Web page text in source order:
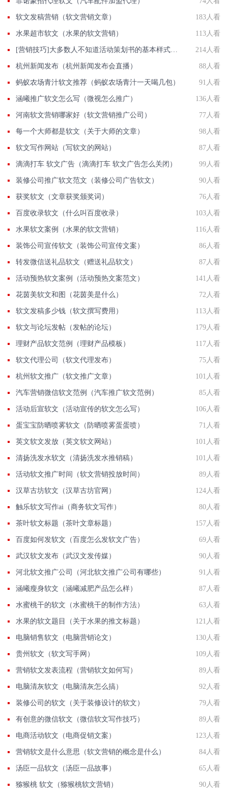
软文发稿营销（软文营销文章） 183人看
水果超市软文（水果的软文营销） 113人看
214人看
杭州新闻发布（杭州新闻发布会直播） 88人看
蚂蚁农场青汁软文推荐（蚂蚁农场青汁一天喝几包） 91人看
涵曦推广软文怎么写（微视怎么推广） 136人看
河南软文营销哪家好（软文营销推广公司） 77人看
每一个大师都是软文（关于大师的文章） 98人看
软文写作网站（写软文的网站） 87人看
滴滴打车 软文广告（滴滴打车 软文广告怎么关闭） 99人看
装修公司推广软文范文（装修公司广告软文） 90人看
获奖软文（文章获奖颁奖词） 76人看
百度收录软文（什么叫百度收录） 103人看
水果软文案例（水果的软文营销） 116人看
装饰公司宣传软文（装饰公司宣传文案） 86人看
转发微信送礼品软文（赠送礼品软文） 87人看
活动预热软文案例（活动预热文案范文） 141人看
花茵美软文和图（花茵美是什么） 72人看
软文发稿多少钱（软文撰写费用） 113人看
软文与论坛发帖（发帖的论坛） 179人看
理财产品软文范例（理财产品模板） 117人看
软文代理公司（软文代理发布） 75人看
杭州软文推广（软文推广文章） 101人看
汽车营销微信软文范例（汽车推广软文范例） 85人看
活动后宣软文（活动宣传的软文怎么写） 106人看
蛋宝宝防晒喷雾软文（防晒喷雾蛋蛋喷） 71人看
英文软文发放（英文软文网站） 101人看
清扬洗发水软文（清扬洗发水推销稿） 101人看
活动软文推广时间（软文营销投放时间） 89人看
汉草古坊软文（汉草古坊官网） 124人看
触乐软文写作ai（商务软文写作） 80人看
茶叶软文标题（茶叶文章标题） 157人看
百度如何发软文（百度怎么发软文广告） 69人看
武汉软文发布（武汉文发传媒） 90人看
河北软文推广公司（河北软文推广公司有哪些） 91人看
涵曦瘦身软文（涵曦减肥产品怎么样） 87人看
水蜜桃干的软文（水蜜桃干的制作方法） 63人看
水果的软文题目（关于水果的推文标题） 121人看
电脑销售软文（电脑营销论文） 130人看
贵州软文（软文写手网） 109人看
营销软文发表流程（营销软文如何写） 89人看
电脑清灰软文（电脑清灰怎么搞） 92人看
装修公司的软文（关于装修设计的软文） 79人看
有创意的微信软文（微信软文写作技巧） 89人看
电商活动软文（电商促销文案） 123人看
营销软文是什么意思（软文营销的概念是什么） 84人看
汤臣一品软文（汤臣一品故事） 65人看
猕猴桃 软文（猕猴桃软文营销） 90人看